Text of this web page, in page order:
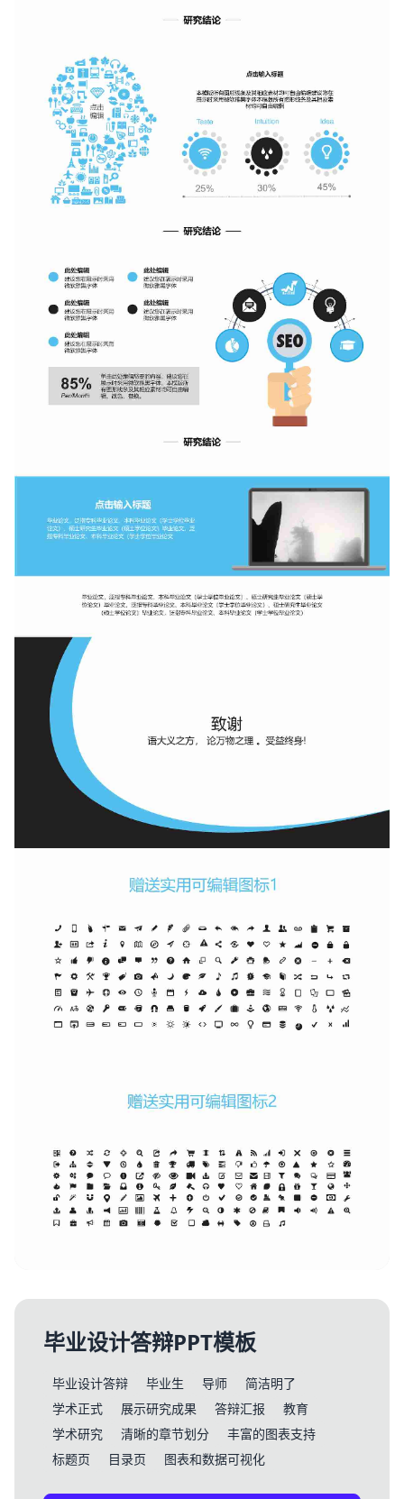
毕业设计答辩PPT模板
毕业设计答辩 毕业生 导师
简洁明了
学术正式
展示研究成果 答辩汇报
教育
学术研究
清晰的章节划分
丰富的图表支持
标题页
目录页 图表和数据可视化